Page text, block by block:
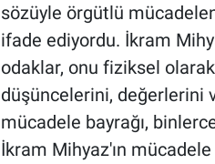
sözüyle örgütlü
ifade ediyordu. İkram
odaklar, onu fiziksel
düşüncelerini, değerlerini
mücadele bayrağı,
İkram Mihyaz'ın